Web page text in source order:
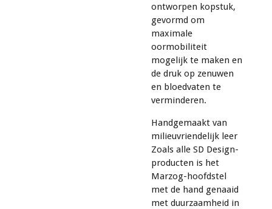
ontworpen kopstuk,
gevormd om
maximale
oormobiliteit
mogelijk te maken en
de druk op zenuwen
en bloedvaten te
verminderen.
Handgemaakt van
milieuvriendelijk leer
Zoals alle SD Design-
producten is het
Marzog-hoofdstel
met de hand genaaid
met duurzaamheid in